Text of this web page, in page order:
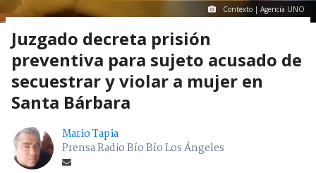
Contexto | Agencia UNO
Juzgado decreta prisión
preventiva para sujeto acusado de
secuestrar y violar a mujer en
Santa Bárbara
Mario Tapia
Prensa Radio Bío Bío Los Ángeles